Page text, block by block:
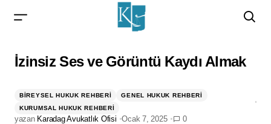
İzinsiz Ses ve Görüntü Kaydı Almak
BIREYSEL HUKUK REHBERI
GENEL HUKUK REHBERI
KURUMSAL HUKUK REHBERI
yazan Karadag Avukatlık Ofisi Ocak 7, 2025 0